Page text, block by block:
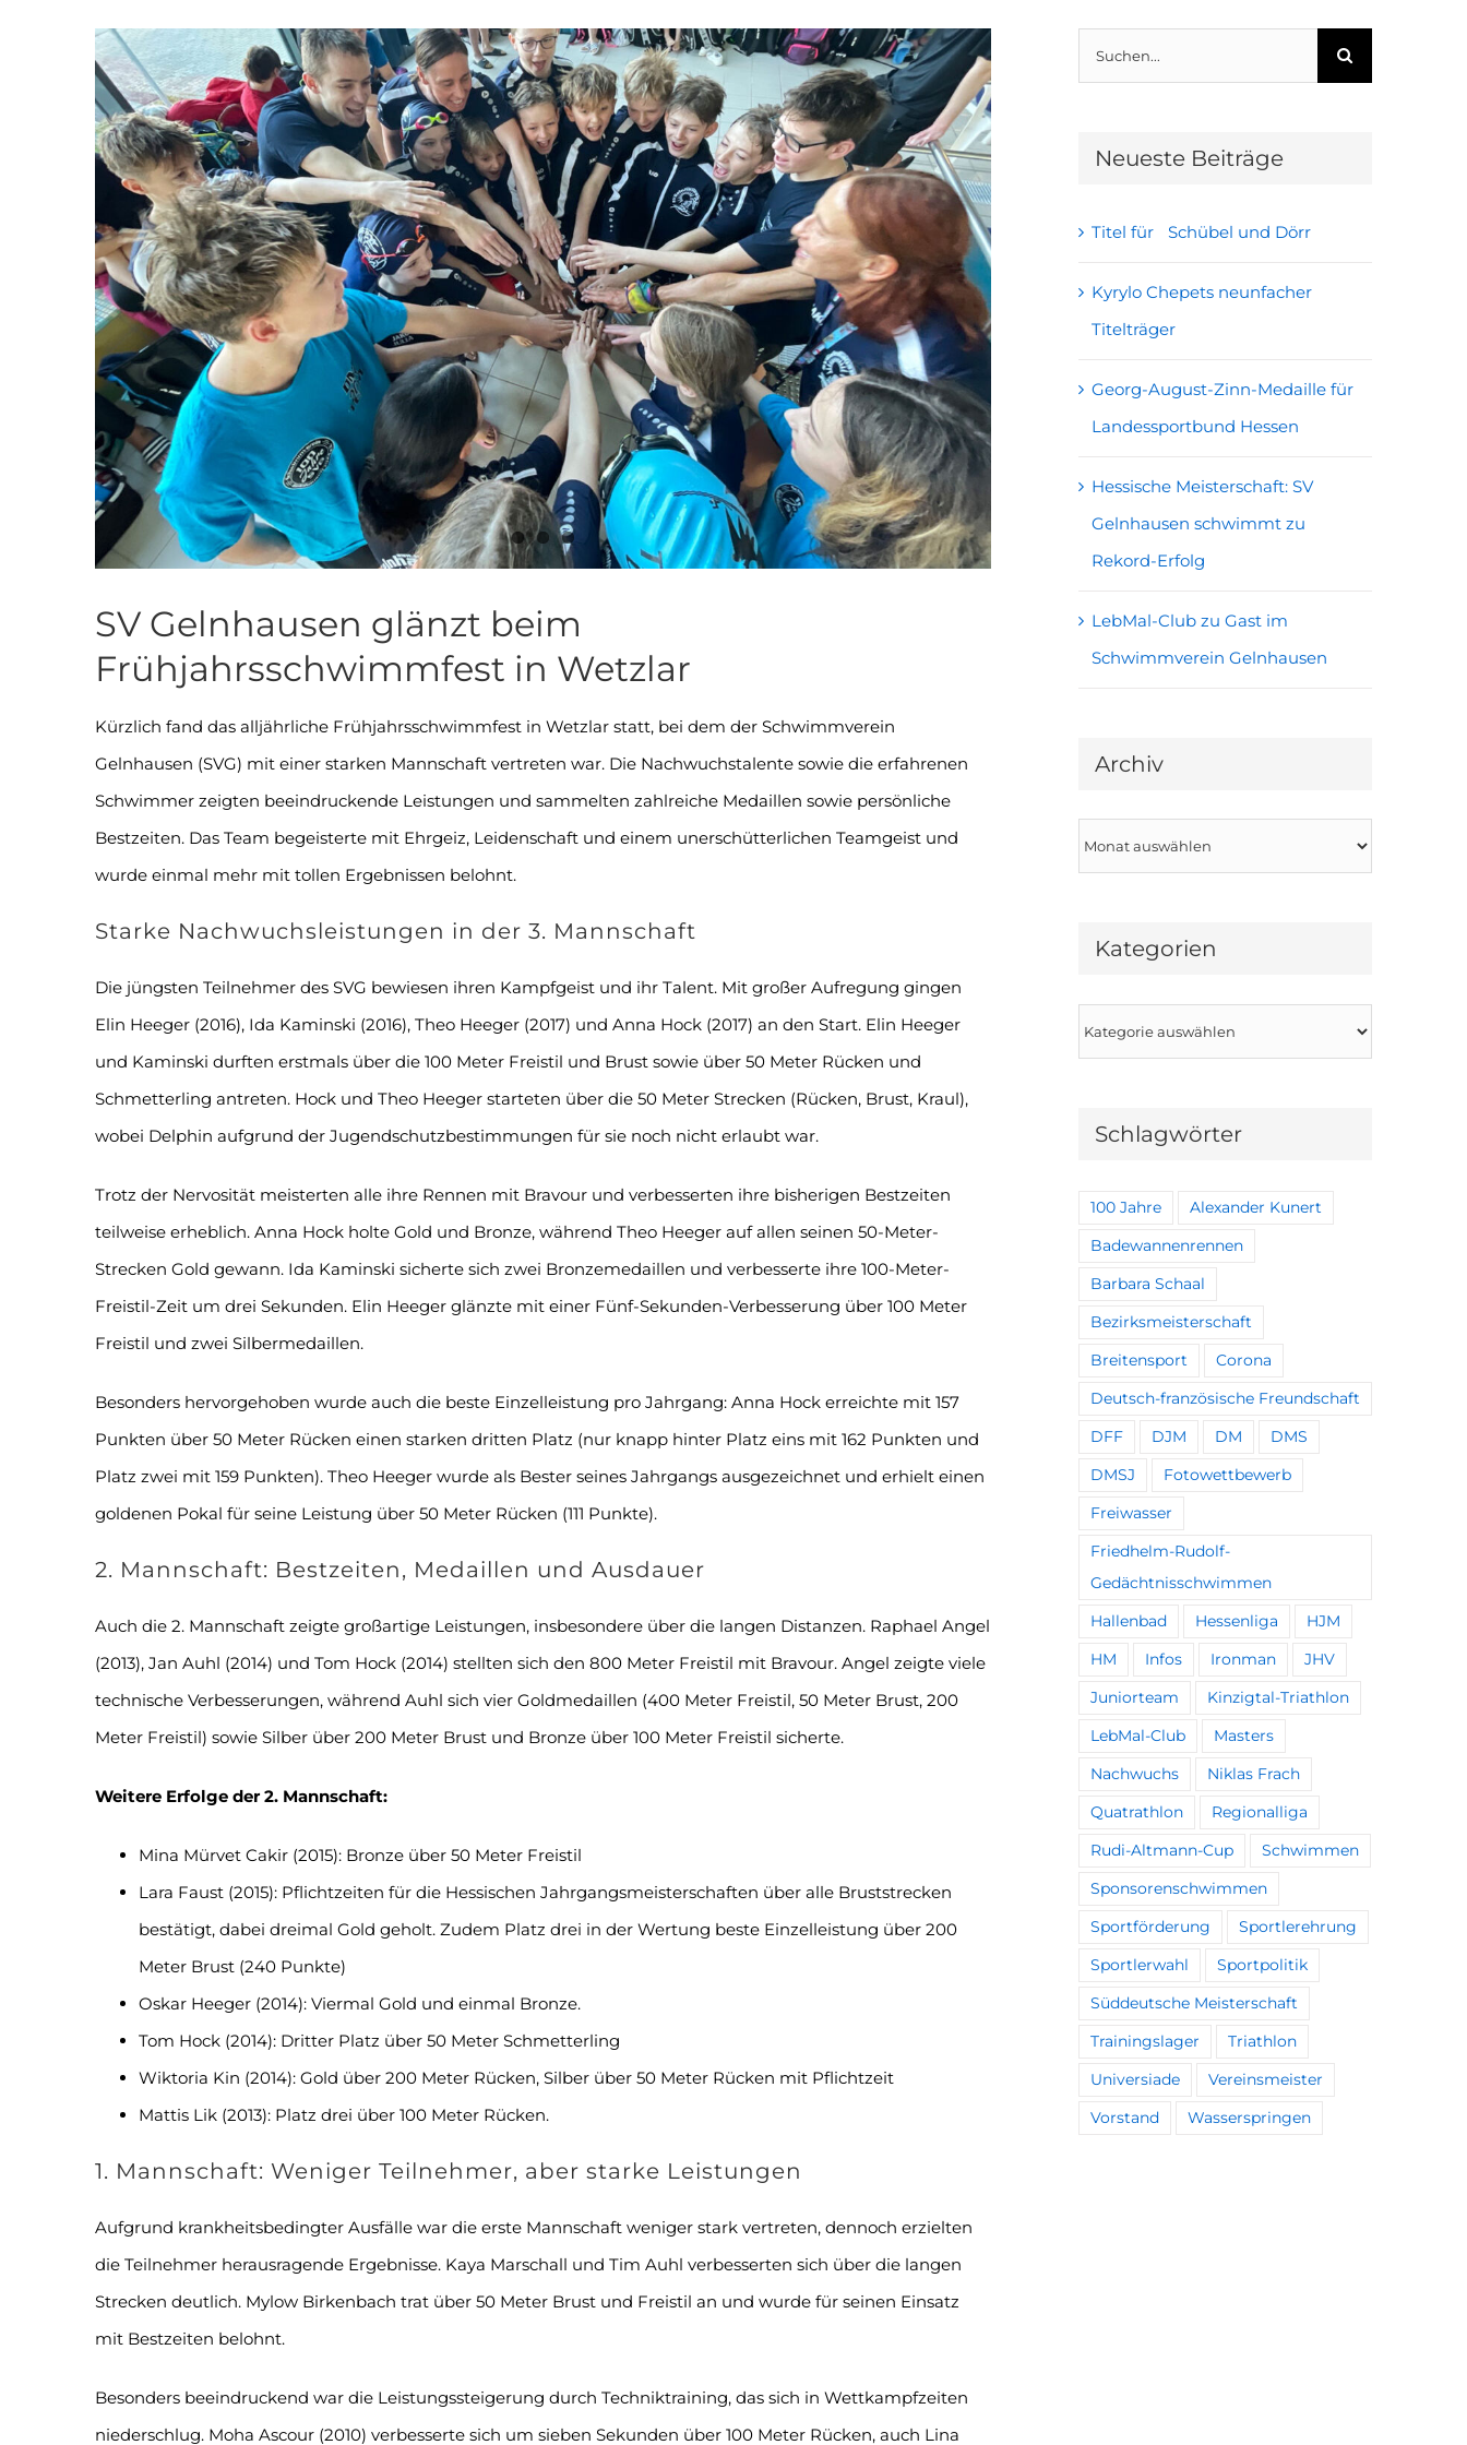
Zeige
grösseres
Bild
SV Gelnhausen glänzt beim
Frühjahrsschwimmfest in Wetzlar
Kürzlich fand das alljährliche Frühjahrsschwimmfest in Wetzlar statt, bei dem der Schwimmverein
Gelnhausen (SVG) mit einer starken Mannschaft vertreten war. Die Nachwuchstalente sowie die erfahrenen
Schwimmer zeigten beeindruckende Leistungen und sammelten zahlreiche Medaillen sowie persönliche
Bestzeiten. Das Team begeisterte mit Ehrgeiz, Leidenschaft und einem unerschütterlichen Teamgeist und
wurde einmal mehr mit tollen Ergebnissen belohnt.
Starke Nachwuchsleistungen in der 3. Mannschaft
Die jüngsten Teilnehmer des SVG bewiesen ihren Kampfgeist und ihr Talent. Mit großer Aufregung gingen
Elin Heeger (2016), Ida Kaminski (2016), Theo Heeger (2017) und Anna Hock (2017) an den Start. Elin Heeger
und Kaminski durften erstmals über die 100 Meter Freistil und Brust sowie über 50 Meter Rücken und
Schmetterling antreten. Hock und Theo Heeger starteten über die 50 Meter Strecken (Rücken, Brust, Kraul),
wobei Delphin aufgrund der Jugendschutzbestimmungen für sie noch nicht erlaubt war.
Trotz der Nervosität meisterten alle ihre Rennen mit Bravour und verbesserten ihre bisherigen Bestzeiten
teilweise erheblich. Anna Hock holte Gold und Bronze, während Theo Heeger auf allen seinen 50-Meter-
Strecken Gold gewann. Ida Kaminski sicherte sich zwei Bronzemedaillen und verbesserte ihre 100-Meter-
Freistil-Zeit um drei Sekunden. Elin Heeger glänzte mit einer Fünf-Sekunden-Verbesserung über 100 Meter
Freistil und zwei Silbermedaillen.
Besonders hervorgehoben wurde auch die beste Einzelleistung pro Jahrgang: Anna Hock erreichte mit 157
Punkten über 50 Meter Rücken einen starken dritten Platz (nur knapp hinter Platz eins mit 162 Punkten und
Platz zwei mit 159 Punkten). Theo Heeger wurde als Bester seines Jahrgangs ausgezeichnet und erhielt einen
goldenen Pokal für seine Leistung über 50 Meter Rücken (111 Punkte).
2. Mannschaft: Bestzeiten, Medaillen und Ausdauer
Auch die 2. Mannschaft zeigte großartige Leistungen, insbesondere über die langen Distanzen. Raphael Angel
(2013), Jan Auhl (2014) und Tom Hock (2014) stellten sich den 800 Meter Freistil mit Bravour. Angel zeigte viele
technische Verbesserungen, während Auhl sich vier Goldmedaillen (400 Meter Freistil, 50 Meter Brust, 200
Meter Freistil) sowie Silber über 200 Meter Brust und Bronze über 100 Meter Freistil sicherte.
Weitere Erfolge der 2. Mannschaft:
Mina Mürvet Cakir (2015): Bronze über 50 Meter Freistil
Lara Faust (2015): Pflichtzeiten für die Hessischen Jahrgangsmeisterschaften über alle Bruststrecken
bestätigt, dabei dreimal Gold geholt. Zudem Platz drei in der Wertung beste Einzelleistung über 200
Meter Brust (240 Punkte)
Oskar Heeger (2014): Viermal Gold und einmal Bronze.
Tom Hock (2014): Dritter Platz über 50 Meter Schmetterling
Wiktoria Kin (2014): Gold über 200 Meter Rücken, Silber über 50 Meter Rücken mit Pflichtzeit
Mattis Lik (2013): Platz drei über 100 Meter Rücken.
1. Mannschaft: Weniger Teilnehmer, aber starke Leistungen
Aufgrund krankheitsbedingter Ausfälle war die erste Mannschaft weniger stark vertreten, dennoch erzielten
die Teilnehmer herausragende Ergebnisse. Kaya Marschall und Tim Auhl verbesserten sich über die langen
Strecken deutlich. Mylow Birkenbach trat über 50 Meter Brust und Freistil an und wurde für seinen Einsatz
mit Bestzeiten belohnt.
Besonders beeindruckend war die Leistungssteigerung durch Techniktraining, das sich in Wettkampfzeiten
niederschlug. Moha Ascour (2010) verbesserte sich um sieben Sekunden über 100 Meter Rücken, auch Lina
Suche
nach:
Neueste Beiträge
Titel für Schübel und Dörr
Kyrylo Chepets neunfacher
Titelträger
Georg-August-Zinn-Medaille für
Landessportbund Hessen
Hessische Meisterschaft: SV
Gelnhausen schwimmt zu
Rekord-Erfolg
LebMal-Club zu Gast im
Schwimmverein Gelnhausen
Archiv
Kategorien
Schlagwörter
100 Jahre Alexander Kunert
Badewannenrennen
Barbara Schaal
Bezirksmeisterschaft
Breitensport Corona
Deutsch-französische Freundschaft
DFF DJM DM DMS
DMSJ Fotowettbewerb
Freiwasser
Friedhelm-Rudolf-
Gedächtnisschwimmen
Hallenbad Hessenliga HJM
HM Infos Ironman JHV
Juniorteam Kinzigtal-Triathlon
LebMal-Club Masters
Nachwuchs Niklas Frach
Quatrathlon Regionalliga
Rudi-Altmann-Cup Schwimmen
Sponsorenschwimmen
Sportförderung Sportlerehrung
Sportlerwahl Sportpolitik
Süddeutsche Meisterschaft
Trainingslager Triathlon
Universiade Vereinsmeister
Vorstand Wasserspringen